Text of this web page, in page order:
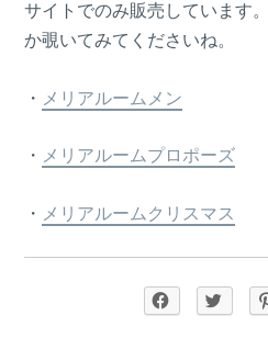
サイトでのみ販売しています
か覗いてみてくださいね。
・ メリアルームメン
・ メリアルームプロポーズ
・ メリアルームクリスマス